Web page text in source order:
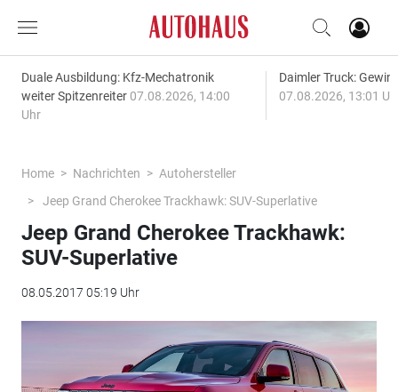
Duale Ausbildung: Kfz-Mechatronik
weiter Spitzenreiter 07.08.2026, 14:00
Uhr
Daimler Truck:
07.08.2026, 13:01
Home Nachrichten
Autohersteller
Jeep Grand Cherokee Trackhawk: SUV-Superlative
Jeep Grand Cherokee Trackhawk:
SUV-Superlative
08.05.2017 05:19 Uhr